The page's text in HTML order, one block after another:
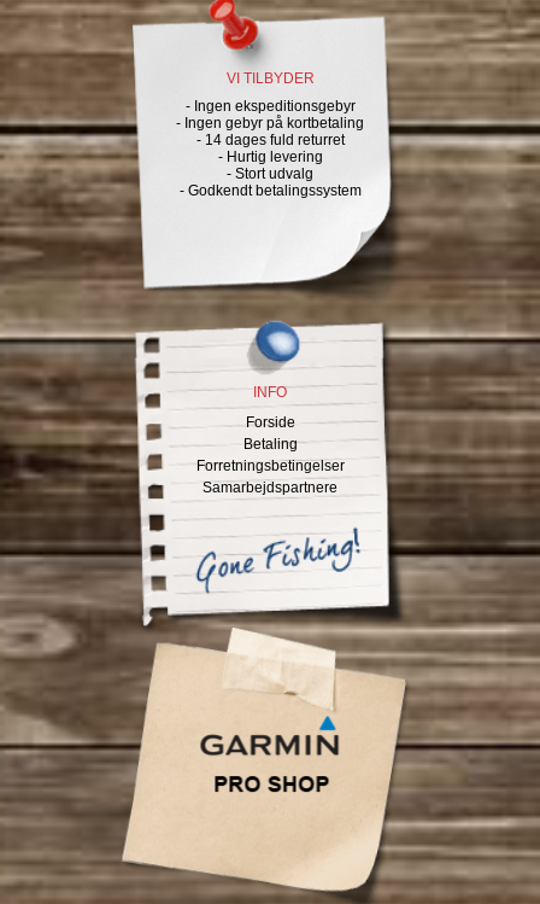
VI TILBYDER
- Ingen ekspeditionsgebyr
- Ingen gebyr på kortbetaling
- 14 dages fuld returret
- Hurtig levering
- Stort udvalg
- Godkendt betalingssystem
INFO
Forside
Betaling
Forretningsbetingelser
Samarbejdspartnere